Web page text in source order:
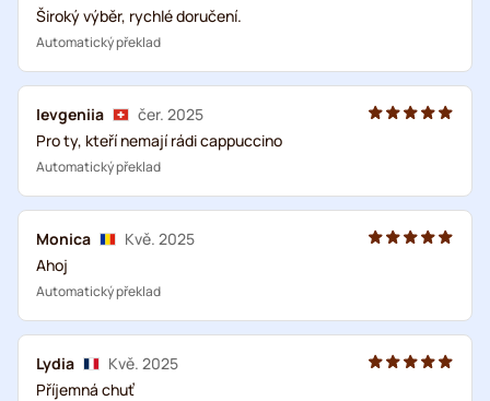
Široký výběr, rychlé doručení.
Automatický překlad
Ievgeniia
čer. 2025
Pro ty, kteří nemají rádi cappuccino
Automatický překlad
Monica
Kvě. 2025
Ahoj
Automatický překlad
Lydia
Kvě. 2025
Příjemná chuť